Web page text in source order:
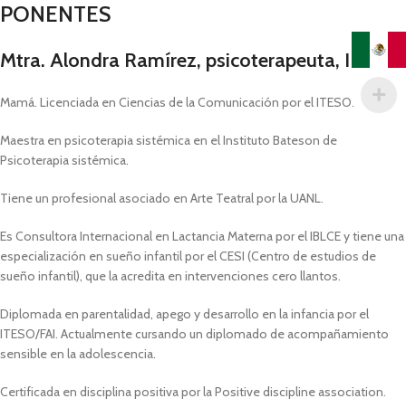
PONENTES
Mtra. Alondra Ramírez, psicoterapeuta, IBCLC
Mamá. Licenciada en Ciencias de la Comunicación por el ITESO.
Maestra en psicoterapia sistémica en el Instituto Bateson de
Psicoterapia sistémica.
Tiene un profesional asociado en Arte Teatral por la UANL.
Es Consultora Internacional en Lactancia Materna por el IBLCE y tiene una
especialización en sueño infantil por el CESI (Centro de estudios de
sueño infantil), que la acredita en intervenciones cero llantos.
Diplomada en parentalidad, apego y desarrollo en la infancia por el
ITESO/FAI. Actualmente cursando un diplomado de acompañamiento
sensible en la adolescencia.
Certificada en disciplina positiva por la Positive discipline association.